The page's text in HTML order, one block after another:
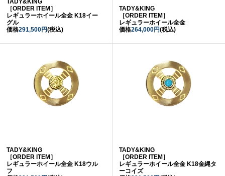
TADY&KING
［ORDER ITEM］
レギュラーホイール全金 K18イー
グル
価格291,500円(税込)
TADY&KING
［ORDER ITEM］
レギュラーホイール全金
価格264,000円(税込)
TADY&KING
［ORDER ITEM］
レギュラーホイール全金 K18ウル
フ
TADY&KING
［ORDER ITEM］
レギュラーホイール全金 K18金縄タ
ーコイズ